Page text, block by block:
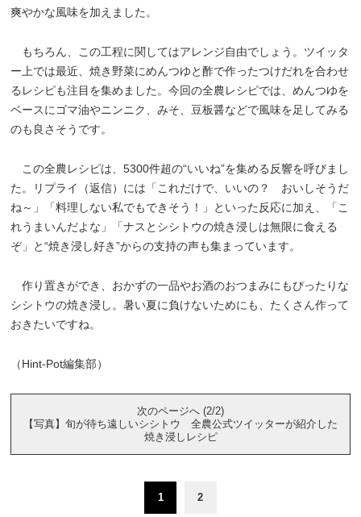
爽やかな風味を加えました。
もちろん、この工程に関してはアレンジ自由でしょう。ツイッタ
ー上では最近、焼き野菜にめんつゆと酢で作ったつけだれを合わせ
るレシピも注目を集めました。今回の全農レシピでは、めんつゆを
ベースにゴマ油やニンニク、みそ、豆板醤などで風味を足してみる
のも良さそうです。
この全農レシピは、5300件超の“いいね”を集める反響を呼びまし
た。リプライ（返信）には「これだけで、いいの？ おいしそうだ
ね～」「料理しない私でもできそう！」といった反応に加え、「こ
れうまいんだよな」「ナスとシシトウの焼き浸しは無限に食える
ぞ」と“焼き浸し好き”からの支持の声も集まっています。
作り置きができ、おかずの一品やお酒のおつまみにもぴったりな
シシトウの焼き浸し。暑い夏に負けないためにも、たくさん作って
おきたいですね。
（Hint-Pot編集部）
次のページへ (2/2)
【写真】旬が待ち遠しいシシトウ 全農公式ツイッターが紹介した
焼き浸しレシピ
1 2